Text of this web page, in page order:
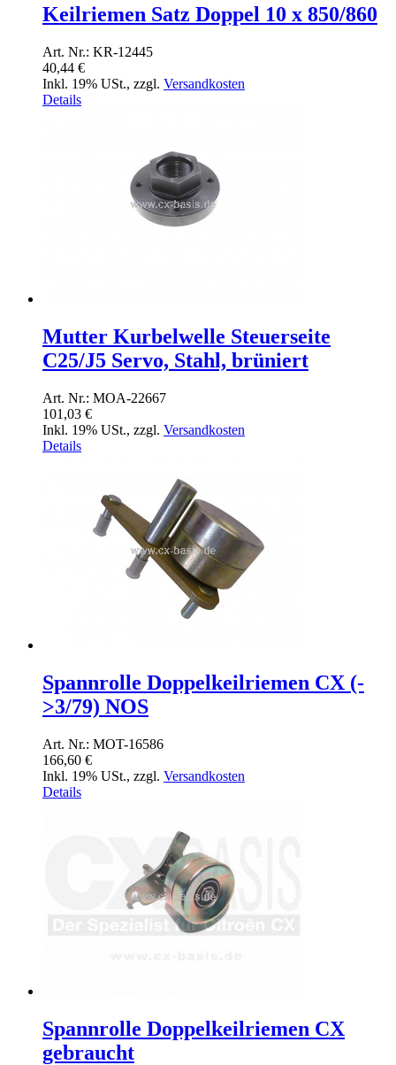
Keilriemen Satz Doppel 10 x 850/860
Art. Nr.: KR-12445
40,44 €
Inkl. 19% USt., zzgl. Versandkosten
Details
Mutter Kurbelwelle Steuerseite
C25/J5 Servo, Stahl, brüniert
Art. Nr.: MOA-22667
101,03 €
Inkl. 19% USt., zzgl. Versandkosten
Details
Spannrolle Doppelkeilriemen CX (-
>3/79) NOS
Art. Nr.: MOT-16586
166,60 €
Inkl. 19% USt., zzgl. Versandkosten
Details
Spannrolle Doppelkeilriemen CX
gebraucht